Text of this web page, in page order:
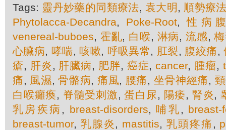
Tags: 靈丹妙藥的同類療法, 袁大明 , 順勢療
Phytolacca-Decandra, Poke-Root,性病
venereal-buboes, 霍亂, 白喉, 淋病, 流感,
心臟病, 哮喘, 咳嗽, 呼吸異常 , 肛裂, 腹絞痛,
瘡, 肝炎 , 肝臟病, 肥胖, 癌症, cancer, 腫瘤,
痛, 風濕,骨骼病, 痛風, 腰痛, 坐骨神經痛,
白喉癱瘓, 脊髓受刺激,蛋白尿 , 陽痿, 腎炎,
乳房疾病 , breast-disorders, 哺乳 , breast-
breast-tumor, 乳腺炎 , mastitis,乳頭疼痛 ,